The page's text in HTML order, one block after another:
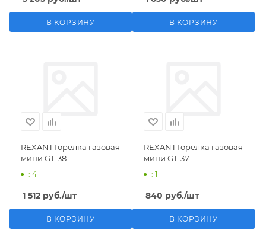
В КОРЗИНУ В КОРЗИНУ
REXANT Горелка газовая
мини GT-38
: 4
1 512 руб./шт
В КОРЗИНУ
REXANT Горелка газовая
мини GT-37
: 1
840 руб./шт
В КОРЗИНУ